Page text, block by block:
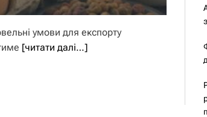
умови для експорту
[читати далі…]